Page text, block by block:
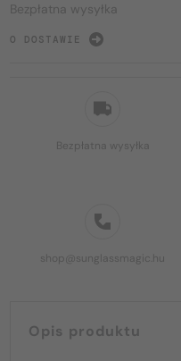
Bezpłatna wysyłka
shop@sunglassmagic.hu
Opis produktu
Bezpłatna wysyłka
O DOSTAWIE